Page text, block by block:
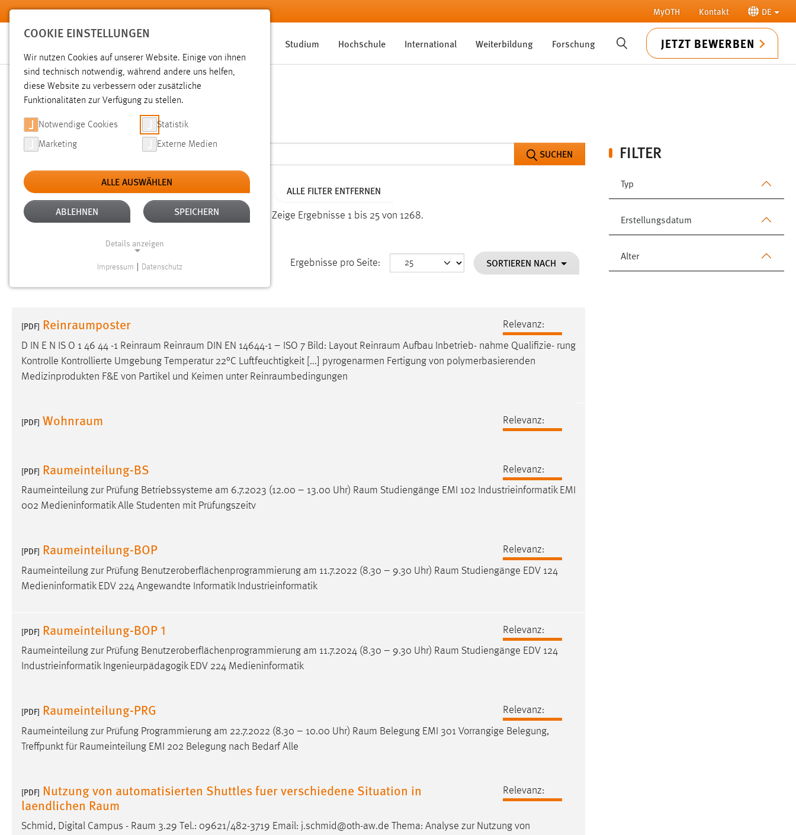
Zum Hauptinhalt springen MyOTH Kontakt DE
Studium Hochschule International Weiterbildung Forschung SUCHE JETZT BEWERBEN
SUCHE
FILTER
Typ
Erstellungsdatum
Alter
SUCHEN
Aktive Filter: TYP: DATEIEN ALTER: ÜBER EIN JAHR ALLE FILTER ENTFERNEN
Gesucht nach "raum". Es wurden 1268 Ergebnisse gefunden. Zeige Ergebnisse 1 bis 25 von 1268.
Ergebnisse pro Seite: SORTIEREN NACH
[PDF] Reinraumposter
Relevanz:
D IN E N IS O 1 46 44 -1 Reinraum Reinraum DIN EN 14644-1 – ISO 7 Bild: Layout Reinraum Aufbau Inbetrieb- nahme Qualifizie- rung
Kontrolle Kontrollierte Umgebung Temperatur 22°C Luftfeuchtigkeit [...] pyrogenarmen Fertigung von polymerbasierenden
Medizinprodukten F&E von Partikel und Keimen unter Reinraumbedingungen
[PDF] Wohnraum Relevanz:
[PDF] Raumeinteilung-BS
Relevanz:
Raumeinteilung zur Prüfung Betriebssysteme am 6.7.2023 (12.00 – 13.00 Uhr) Raum Studiengänge EMI 102 Industrieinformatik EMI
002 Medieninformatik Alle Studenten mit Prüfungszeitv
[PDF] Raumeinteilung-BOP
Relevanz:
Raumeinteilung zur Prüfung Benutzeroberflächenprogrammierung am 11.7.2022 (8.30 – 9.30 Uhr) Raum Studiengänge EDV 124
Medieninformatik EDV 224 Angewandte Informatik Industrieinformatik
[PDF] Raumeinteilung-BOP 1
Relevanz:
Raumeinteilung zur Prüfung Benutzeroberflächenprogrammierung am 11.7.2024 (8.30 – 9.30 Uhr) Raum Studiengänge EDV 124
Industrieinformatik Ingenieurpädagogik EDV 224 Medieninformatik
[PDF] Raumeinteilung-PRG
Relevanz:
Raumeinteilung zur Prüfung Programmierung am 22.7.2022 (8.30 – 10.00 Uhr) Raum Belegung EMI 301 Vorrangige Belegung,
Treffpunkt für Raumeinteilung EMI 202 Belegung nach Bedarf Alle
[PDF] Nutzung von automatisierten Shuttles fuer verschiedene Situation in
laendlichen Raum
Relevanz:
Schmid, Digital Campus - Raum 3.29 Tel.: 09621/482-3719 Email: j.schmid@oth-aw.de Thema: Analyse zur Nutzung von
COOKIE EINSTELLUNGEN
Wir nutzen Cookies auf unserer Website. Einige von ihnen
sind technisch notwendig, während andere uns helfen,
diese Website zu verbessern oder zusätzliche
Funktionalitäten zur Verfügung zu stellen.
Notwendige Cookies Statistik
Marketing Externe Medien
ALLE AUSWÄHLEN
ABLEHNEN SPEICHERN
Details anzeigen
Website erforderlich.
Einverständnis
Name: cookie_consent
Name: staticfilecache
eingeloggt ist.
Sprachpräferenz
Zweck:
Das Cookie speichert die gewählte
Sprache der Website.
Cookie Laufzeit: 30 Tage
Chat
Name:
MibewSessionID, MIBEW_UserID,
5e9dbeb1811c0446
nutzen zu können.
Cookie Laufzeit: MibewSessionID, mibew-chat-frame-
style-5e9dbeb1811c0446 =
Impressum Datenschutz